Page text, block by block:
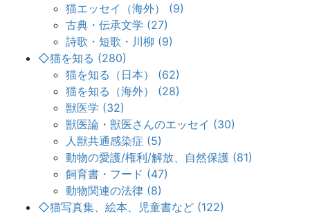
猫エッセイ（海外） (9)
古典・伝承文学 (27)
詩歌・短歌・川柳 (9)
◇猫を知る (280)
猫を知る（日本） (62)
猫を知る（海外） (28)
獣医学 (32)
獣医論・獣医さんのエッセイ (30)
人獣共通感染症 (5)
動物の愛護/権利/解放、自然保護 (81)
飼育書・フード (47)
動物関連の法律 (8)
◇猫写真集、絵本、児童書など (122)